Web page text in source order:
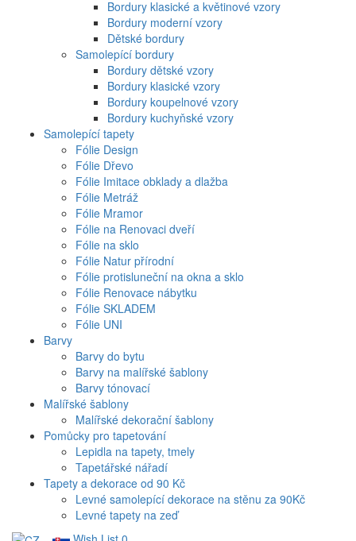
Bordury klasické a květinové vzory
Bordury moderní vzory
Dětské bordury
Samolepící bordury
Bordury dětské vzory
Bordury klasické vzory
Bordury koupelnové vzory
Bordury kuchyňské vzory
Samolepící tapety
Fólie Design
Fólie Dřevo
Fólie Imitace obklady a dlažba
Fólie Metráž
Fólie Mramor
Fólie na Renovaci dveří
Fólie na sklo
Fólie Natur přírodní
Fólie protisluneční na okna a sklo
Fólie Renovace nábytku
Fólie SKLADEM
Fólie UNI
Barvy
Barvy do bytu
Barvy na malířské šablony
Barvy tónovací
Malířské šablony
Malířské dekorační šablony
Pomůcky pro tapetování
Lepidla na tapety, tmely
Tapetářské nářadí
Tapety a dekorace od 90 Kč
Levné samolepící dekorace na stěnu za 90Kč
Levné tapety na zeď